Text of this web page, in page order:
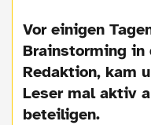
Vor einigen
Brainstorming in
Redaktion, kam
Leser mal aktiv
beteiligen.